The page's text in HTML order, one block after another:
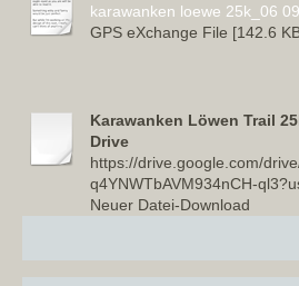
karawanken loewe 25k_06
GPS eXchange File [142.6
Karawanken Löwen Trail
Drive
https://drive.google.com/
q4YNWTbAVM934nCH-
Neuer Datei-Download